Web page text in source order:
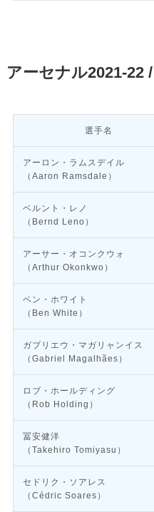
アーセナル2021-22
選手名
アーロン・ラムスデイル
（Aaron Ramsdale）
ベルント・レノ
（Bernd Leno）
アーサー・オコンクウォ
（Arthur Okonkwo）
ベン・ホワイト
（Ben White）
ガブリエウ・マガリャンイス
（Gabriel Magalhães）
ロブ・ホールディング
（Rob Holding）
冨安健洋
（Takehiro Tomiyasu）
セドリク・ソアレス
（Cédric Soares）